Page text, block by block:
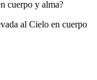
cuerpo y alma?
al Cielo en cuerpo